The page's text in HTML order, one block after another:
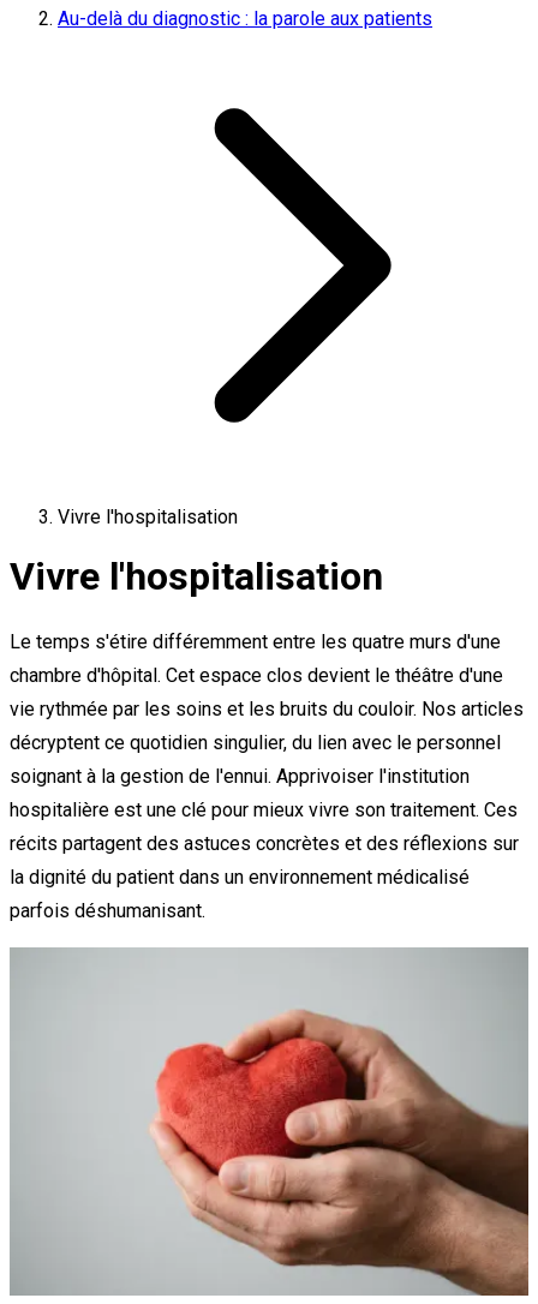
Au-delà du diagnostic : la parole aux patients
Vivre l'hospitalisation
Vivre l'hospitalisation
Le temps s'étire différemment entre les quatre murs d'une
chambre d'hôpital. Cet espace clos devient le théâtre d'une
vie rythmée par les soins et les bruits du couloir. Nos articles
décryptent ce quotidien singulier, du lien avec le personnel
soignant à la gestion de l'ennui. Apprivoiser l'institution
hospitalière est une clé pour mieux vivre son traitement. Ces
récits partagent des astuces concrètes et des réflexions sur
la dignité du patient dans un environnement médicalisé
parfois déshumanisant.